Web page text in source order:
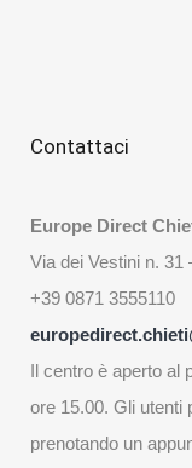
Contattaci
Europe Direct
Via dei Vestini n. 31
+39 0871 3555110
Il centro è aperto al
ore 15.00. Gli utenti
prenotando un